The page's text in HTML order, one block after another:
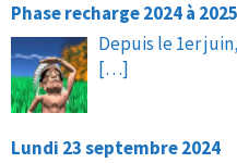
Phase recharge 2024 à 2025
Depuis le 1er
[…]
Lundi 23 septembre 2024